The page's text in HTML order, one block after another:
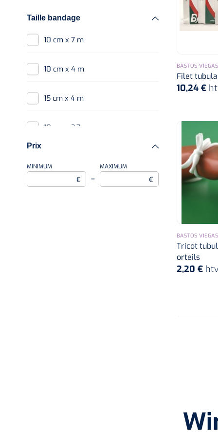
12 cm x 4 m
Taille bandage
10 cm x 7 m
10 cm x 4 m
15 cm x 4 m
10 cm x 3,7 m
5 cm x 4 m
Prix
MINIMUM
€ –
MAXIMUM
€
BASTOS VIEGAS
Filet
10,24 €
BASTOS VIEGAS
Tricot
orteils
2,20 €